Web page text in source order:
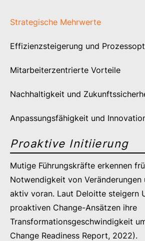
Strategische Mehrwerte
Effizienzsteigerung und
Mitarbeiterzentrierte Vorteile
Nachhaltigkeit und
Anpassungsfähigkeit und
Proaktive Initiierung
Mutige Führungskräfte erkennen
Notwendigkeit von Veränderungen
aktiv voran. Laut Deloitte steigern
proaktiven Change-Ansätzen ihre
Transformationsgeschwindigkeit
Change Readiness Report, 2022).